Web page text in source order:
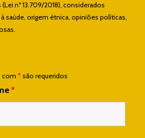
nº 13.709/2018), considerados
saúde, origem étnica, opiniões políticas,
com * são requeridos
*